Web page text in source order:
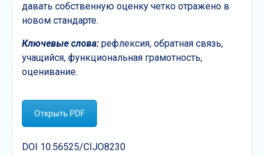
давать собственную оценку четко отражено в
новом стандарте.
Ключевые слова:рефлексия, обратная связь,
учащийся, функциональная грамотность,
оценивание.
Открыть PDF
DOI 10.56525/CIJO8230